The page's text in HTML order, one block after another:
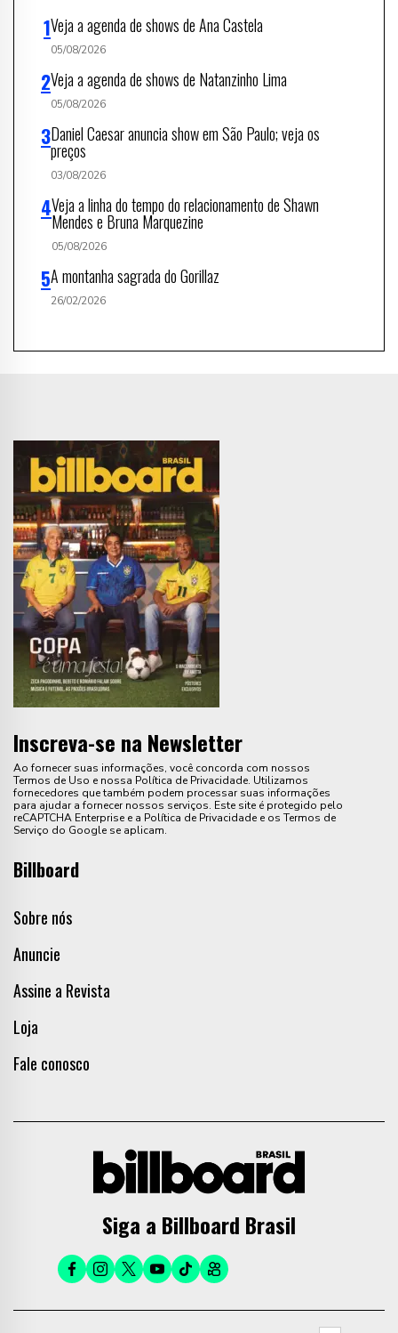
Veja a agenda de shows de Ana Castela
05/08/2026
Veja a agenda de shows de Natanzinho Lima
05/08/2026
Daniel Caesar anuncia show em São Paulo; veja os
preços
03/08/2026
Veja a linha do tempo do relacionamento de Shawn
Mendes e Bruna Marquezine
05/08/2026
A montanha sagrada do Gorillaz
26/02/2026
Inscreva-se na Newsletter
Ao fornecer suas informações, você concorda com nossos
Termos de Uso e nossa Política de Privacidade. Utilizamos
fornecedores que também podem processar suas informações
para ajudar a fornecer nossos serviços. Este site é protegido pelo
reCAPTCHA Enterprise e a Política de Privacidade e os Termos de
Serviço do Google se aplicam.
Billboard
Sobre nós
Anuncie
Assine a Revista
Loja
Fale conosco
Siga a Billboard Brasil